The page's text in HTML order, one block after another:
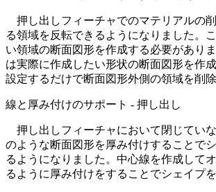
押し出しフィーチャでのマテリアルの
る領域を反転できるようになりました。
い領域の断面図形を作成する必要があり
は実際に作成したい形状の断面図形を作
設定するだけで断面図形外側の領域を削除
線と厚み付けのサポート - 押し出し
押し出しフィーチャにおいて閉じてい
のような断面図形を厚み付けすることで
るようになりました。中心線を作成して
るように厚み付けをすることでシェイプ